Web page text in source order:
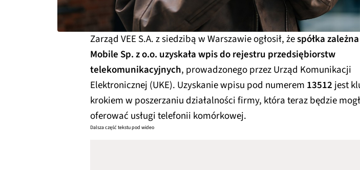
Zarząd VEE S.A. z siedzibą w Warszawie ogłosił, żespółka
Mobile Sp. z o.o. uzyskała wpis do rejestru przedsiębiorstw
telekomunikacyjnych, prowadzonego przez Urząd Komunikacji
Elektronicznej (UKE). Uzyskanie wpisu pod numerem 13512 jest
krokiem w poszerzaniu działalności firmy, która teraz będzie
oferować usługi telefonii komórkowej.
Dalsza część tekstu pod wideo